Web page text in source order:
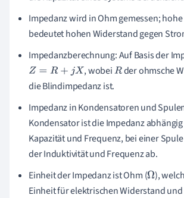
Impedanz wird in Ohm gemessen;
bedeutet hohen Widerstand gegen
Impedanzberechnung: Auf Basis der
Z= R+ jX , wobeiR der ohmsche
die Blindimpedanz ist.
Impedanz in Kondensatoren und
Kondensator ist die Impedanz
Kapazität und Frequenz, bei einer
der Induktivität und Frequenz ab.
Einheit der Impedanz ist Ohm (Ω),
Einheit für elektrischen Widerstand und